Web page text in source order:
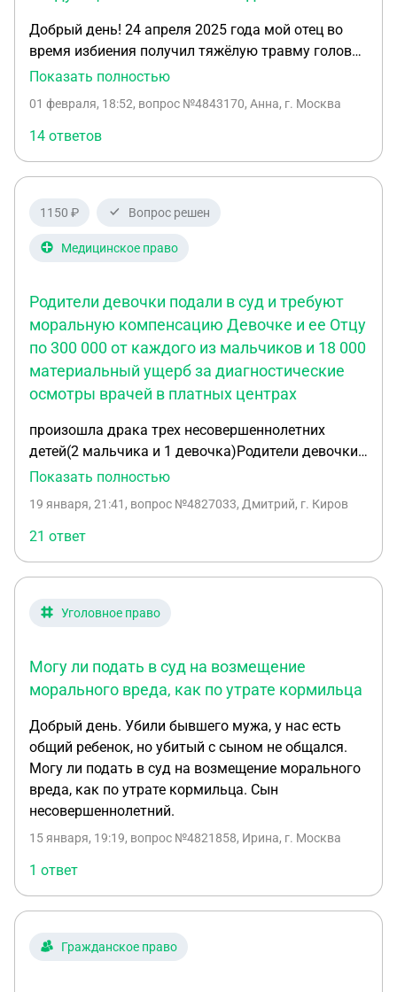
Добрый день! 24 апреля 2025 года мой отец во
время избиения получил тяжёлую травму головы.
После этого он был доставлен в больницу, где у
ушиб и сдавление головного мозга, переломы
костей носа и стенки левой гайморовой пазухи, а
также множественные ушибы мягких тканей лица
и головы. Состояние было угрожающим для
нейрохирургическое вмешательство (операция по
удалению гематомы), лечение в реанимации и
которая пришла к следующим ключевым
выводам: • все повреждения имеют
травматический характер и возникли в один
период времени; • травмы не могли возникнуть
сами по себе, не связаны с инсультом или
травмой и тяжким вредом здоровью имеется
прямая причинно-следственная связь; • вред
здоровью квалифицирован как тяжкий, опасный
для жизни; • медицинская помощь была оказана
врачей не выявлено. Дело должны передать в суд
(меня как потерпевшую еще не допрашивали с
экспертизой ознакомили по электронной почте).
Обвиняемого выпустили до суда. Вопрос: 1.
Необходимо подать исковое заявления на
необходимо это сделать и каким образом?
Показать полностью
01 февраля, 18:52, вопрос №4843170, Анна, г. Москва
14 ответов
1150 ₽ Вопрос решен
Медицинское право
Родители девочки подали в суд и требуют
моральную компенсацию Девочке и ее Отцу
по 300 000 от каждого из мальчиков и 18 000
материальный ущерб за диагностические
осмотры врачей в платных центрах
произошла драка трех несовершеннолетних
детей(2 мальчика и 1 девочка)Родители девочки
обратились в больницу,где диагностировали
дела отказали и поставили на учет парней!
Родители девочки подали в суд и требуют
моральную компенсацию Девочке и ее Отцу по
300 000 от каждого из мальчиков и 18 000
осмотры врачей в платных центрах!Платный
требовании возмещение морального вреда
откажет судья
Показать полностью
19 января, 21:41 , вопрос №4827033, Дмитрий, г. Киров
21 ответ
Уголовное право
Могу ли подать в суд на возмещение
морального вреда, как по утрате кормильца
Добрый день. Убили бывшего мужа, у нас есть
общий ребенок, но убитый с сыном не общался.
Могу ли подать в суд на возмещение морального
вреда, как по утрате кормильца. Сын
несовершеннолетний.
15 января, 19:19, вопрос №4821858, Ирина, г. Москва
1 ответ
Гражданское право